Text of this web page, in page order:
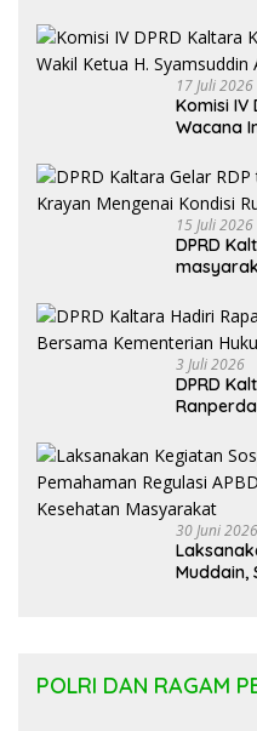
Selatan
17 Juli 2026
Komisi IV
Wacana
15 Juli 2026
DPRD
3 Juli 2026
DPRD
30 Juni 2026
Muddain,
POLRI DAN RAGAM